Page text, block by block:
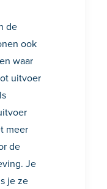
de
ook
waar
uitvoer
meer
de
Je
je ze